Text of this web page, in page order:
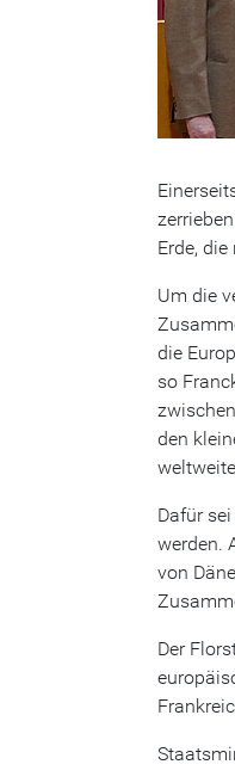
Erde,
Um die
die
so
den
Dafür
werden.
von
Der